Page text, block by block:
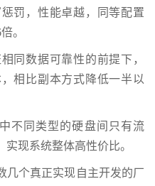
罚，性能卓越，同等配置
。
同数据可靠性的前提下，
相比副本方式降低一半以
不同类型的硬盘间只有流
现系统整体高性价比。
几个真正实现自主开发的厂